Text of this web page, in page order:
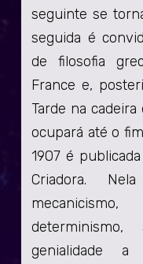
seguinte se
seguida é
de filosofia
France e,
Tarde na
ocupará até o
1907 é
Criadora.
genialidade